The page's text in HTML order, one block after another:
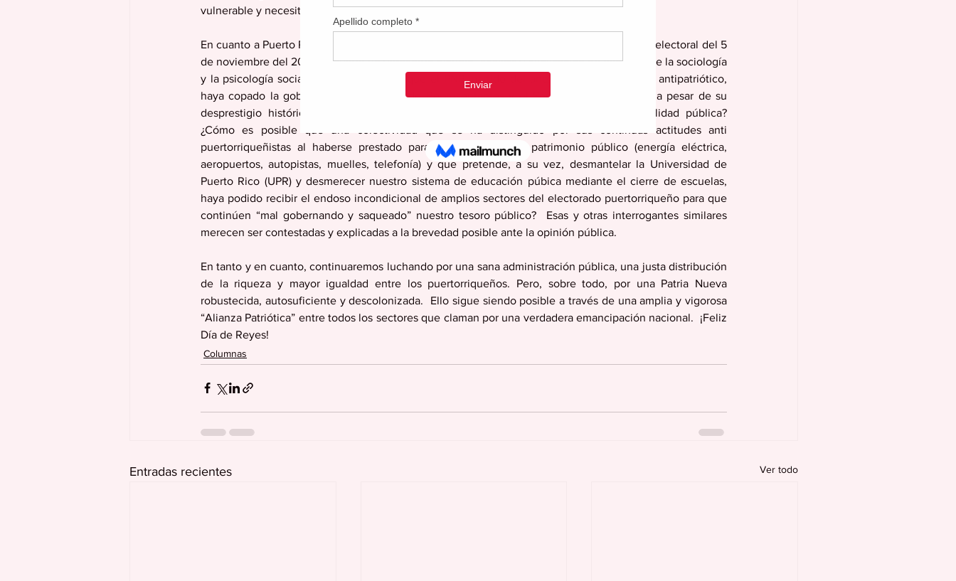
vulnerable y necesitadas.
En cuanto a Puerto Rico se refiere, entendemos que los resultados electorales del proceso electoral del 5
de noviembre del 2024, requiere un verdadero estudio, análisis y explicación de expertos de la sociología
y la psicología social. ¿Cómo es posible que el PNP, partido del anexionismo renegado y antipatriótico,
haya copado la gobernación, la Cámara de Representantes y el Senado de Puerto Rico a pesar de su
desprestigio histórico por su continua perversidad, corrupción, malversación e inmoralidad pública?
¿Cómo es posible que una colectividad que se ha distinguido por sus continuas actitudes anti
puertorriqueñistas al haberse prestado para privatizar nuestro patrimonio público (energía eléctrica,
aeropuertos, autopistas, muelles, telefonía) y que pretende, a su vez, desmantelar la Universidad de
Puerto Rico (UPR) y desmerecer nuestro sistema de educación púbica mediante el cierre de escuelas,
haya podido recibir el endoso incondicional de amplios sectores del electorado puertorriqueño para que
continúen “mal gobernando y saqueado” nuestro tesoro público?  Esas y otras interrogantes similares
merecen ser contestadas y explicadas a la brevedad posible ante la opinión pública.
En tanto y en cuanto, continuaremos luchando por una sana administración pública, una justa distribución
de la riqueza y mayor igualdad entre los puertorriqueños. Pero, sobre todo, por una Patria Nueva
robustecida, autosuficiente y descolonizada.  Ello sigue siendo posible a través de una amplia y vigorosa
“Alianza Patriótica” entre todos los sectores que claman por una verdadera emancipación nacional.  ¡Feliz
Día de Reyes!
Columnas
Entradas recientes Ver todo